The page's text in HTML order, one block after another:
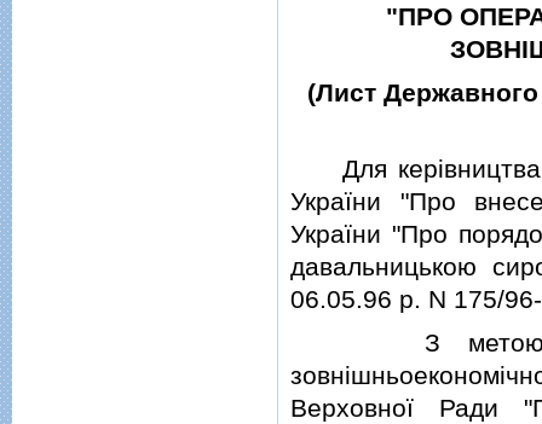
"ПРО
(Лист
Для керiвництва
України "Про
України "Про
давальницькою
06.05.96 р. N 175/
З метою
Верховної Ради